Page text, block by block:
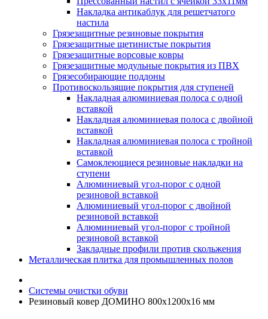
Накладка антикаблук для решетчатого
настила
Грязезащитные резиновые покрытия
Грязезащитные щетинистые покрытия
Грязезащитные ворсовые ковры
Грязезащитные модульные покрытия из ПВХ
Грязесобирающие поддоны
Противоскользящие покрытия для ступеней
Накладная алюминиевая полоса с одной
вставкой
Накладная алюминиевая полоса с двойной
вставкой
Накладная алюминиевая полоса с тройной
вставкой
Самоклеющиеся резиновые накладки на
ступени
Алюминиевый угол-порог с одной
резиновой вставкой
Алюминиевый угол-порог с двойной
резиновой вставкой
Алюминиевый угол-порог с тройной
резиновой вставкой
Закладные профили против скольжения
Металлическая плитка для промышленных полов
Системы очистки обуви
Резиновый ковер ДОМИНО 800х1200х16 мм